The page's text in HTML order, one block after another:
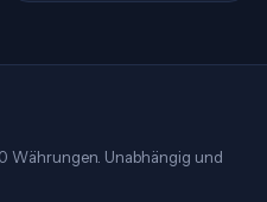
Währungen. Unabhängig und